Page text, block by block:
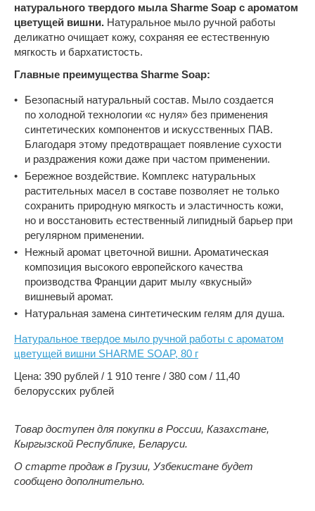
натурального твердого мыла Sharme Soap с ароматом
цветущей вишни. Натуральное мыло ручной работы
деликатно очищает кожу, сохраняя ее естественную
мягкость и бархатистость.
Главные преимущества Sharme Soap:
Безопасный натуральный состав. Мыло создается
по холодной технологии «с нуля» без применения
синтетических компонентов и искусственных ПАВ.
Благодаря этому предотвращает появление сухости
и раздражения кожи даже при частом применении.
Бережное воздействие. Комплекс натуральных
растительных масел в составе позволяет не только
сохранить природную мягкость и эластичность кожи,
но и восстановить естественный липидный барьер при
регулярном применении.
Нежный аромат цветочной вишни. Ароматическая
композиция высокого европейского качества
производства Франции дарит мылу «вкусный»
вишневый аромат.
Натуральная замена синтетическим гелям для душа.
Натуральное твердое мыло ручной работы с ароматом
цветущей вишни SHARME SOAP, 80 г
Цена: 390 рублей / 1 910 тенге / 380 сом / 11,40
белорусских рублей
Товар доступен для покупки в России, Казахстане,
Кыргызской Республике, Беларуси.
О старте продаж в Грузии, Узбекистане будет
сообщено дополнительно.